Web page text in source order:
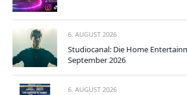
6. AUGUST 2026
Studiocanal: Die Home
September 2026
6. AUGUST 2026